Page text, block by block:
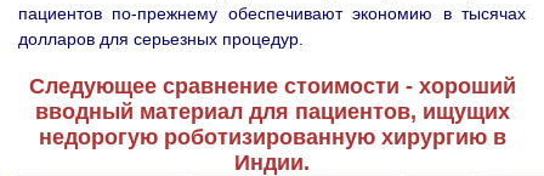
пациентов по-прежнему обеспечивают экономию в тысячах
долларов для серьезных процедур.
Следующее сравнение стоимости - хороший
вводный материал для пациентов, ищущих
недорогую роботизированную хирургию в
Индии.